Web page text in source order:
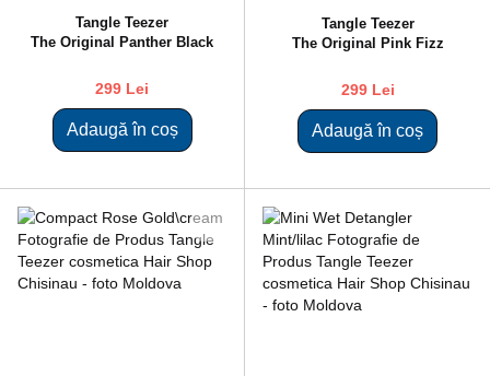
Tangle Teezer
The Original Panther Black
299 Lei
Adaugă în coș
Tangle Teezer
The Original Pink Fizz
299 Lei
Adaugă în coș